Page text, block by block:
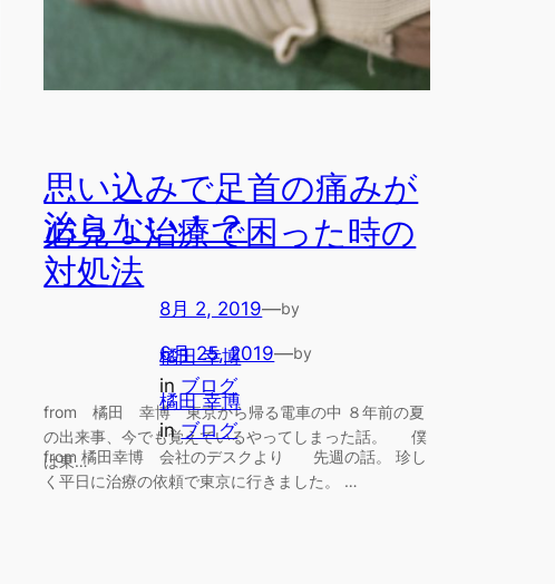
思い込みで足首の痛みが
治らない！？
8月 2, 2019—by
橘田 幸博
in ブログ
from 橘田 幸博 東京から帰る電車の中 ８年前の夏
の出来事、今でも覚えているやってしまった話。 僕
は東…
必見！治療で困った時の
対処法
6月 25, 2019—by
橘田 幸博
inブログ
from 橘田幸博 会社のデスクより 先週の話。 珍し
く平日に治療の依頼で東京に行きました。 …